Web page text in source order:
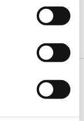
bancario e
e non solo per